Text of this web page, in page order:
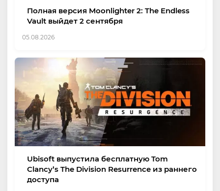
Полная версия Moonlighter 2: The Endless
Vault выйдет 2 сентября
05.08.2026
Ubisoft выпустила бесплатную Tom
Clancy’s The Division Resurrence из раннего
доступа